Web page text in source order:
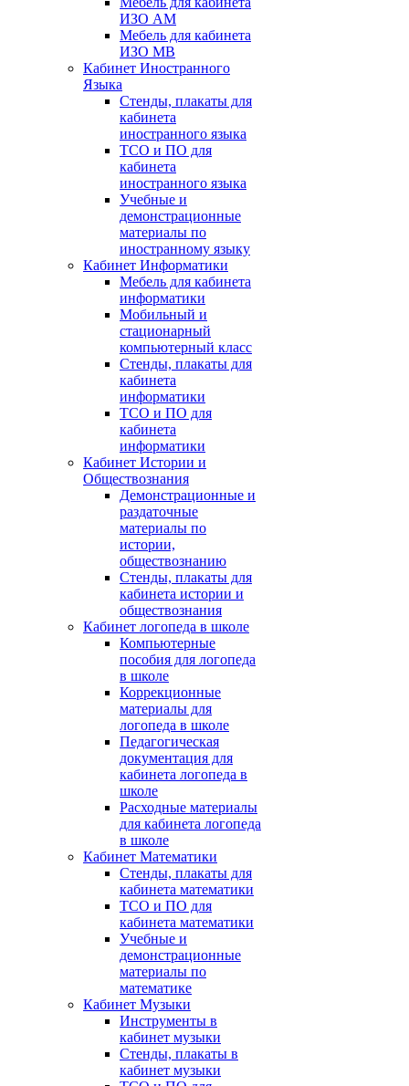
ИЗО АМ
Мебель для кабинета
ИЗО МВ
Кабинет Иностранного
Языка
Стенды, плакаты для
кабинета
иностранного языка
ТСО и ПО для
кабинета
иностранного языка
Учебные и
демонстрационные
материалы по
иностранному языку
Кабинет Информатики
Мебель для кабинета
информатики
Мобильный и
стационарный
компьютерный класс
Стенды, плакаты для
кабинета
информатики
ТСО и ПО для
кабинета
информатики
Кабинет Истории и
Обществознания
Демонстрационные и
раздаточные
материалы по
истории,
обществознанию
Стенды, плакаты для
кабинета истории и
обществознания
Кабинет логопеда в школе
Компьютерные
пособия для логопеда
в школе
Коррекционные
материалы для
логопеда в школе
Педагогическая
документация для
кабинета логопеда в
школе
Расходные материалы
для кабинета логопеда
в школе
Кабинет Математики
Стенды, плакаты для
кабинета математики
ТСО и ПО для
кабинета математики
Учебные и
демонстрационные
материалы по
математике
Кабинет Музыки
Инструменты в
кабинет музыки
Стенды, плакаты в
кабинет музыки